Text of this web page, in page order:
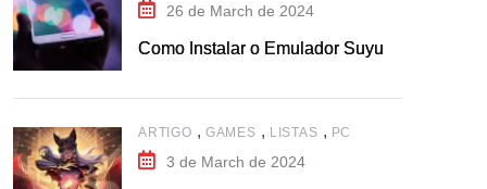
26 de March de 2024
Como Instalar o Emulador Suyu
ARTIGO , GAMES , LISTAS , PC
3 de March de 2024